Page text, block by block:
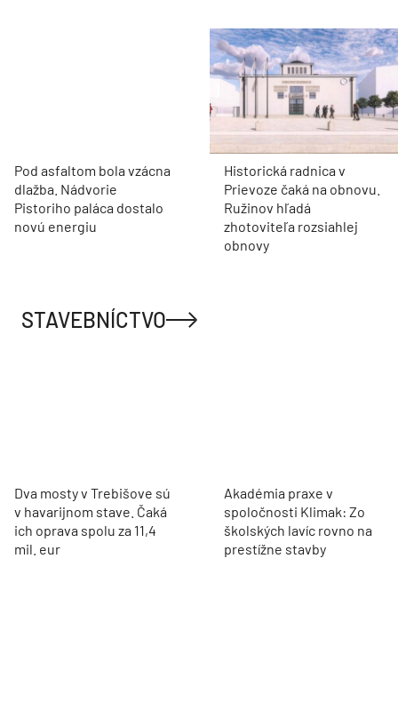
Pod asfaltom bola vzácna
dlažba. Nádvorie
Pistoriho paláca dostalo
novú energiu
Historická radnica v
Prievoze čaká na obnovu.
Ružinov hľadá
zhotoviteľa rozsiahlej
obnovy
STAVEBNÍCTVO
Dva mosty v Trebišove sú
v havarijnom stave. Čaká
ich oprava spolu za 11,4
mil. eur
Akadémia praxe v
spoločnosti Klimak: Zo
školských lavíc rovno na
prestížne stavby